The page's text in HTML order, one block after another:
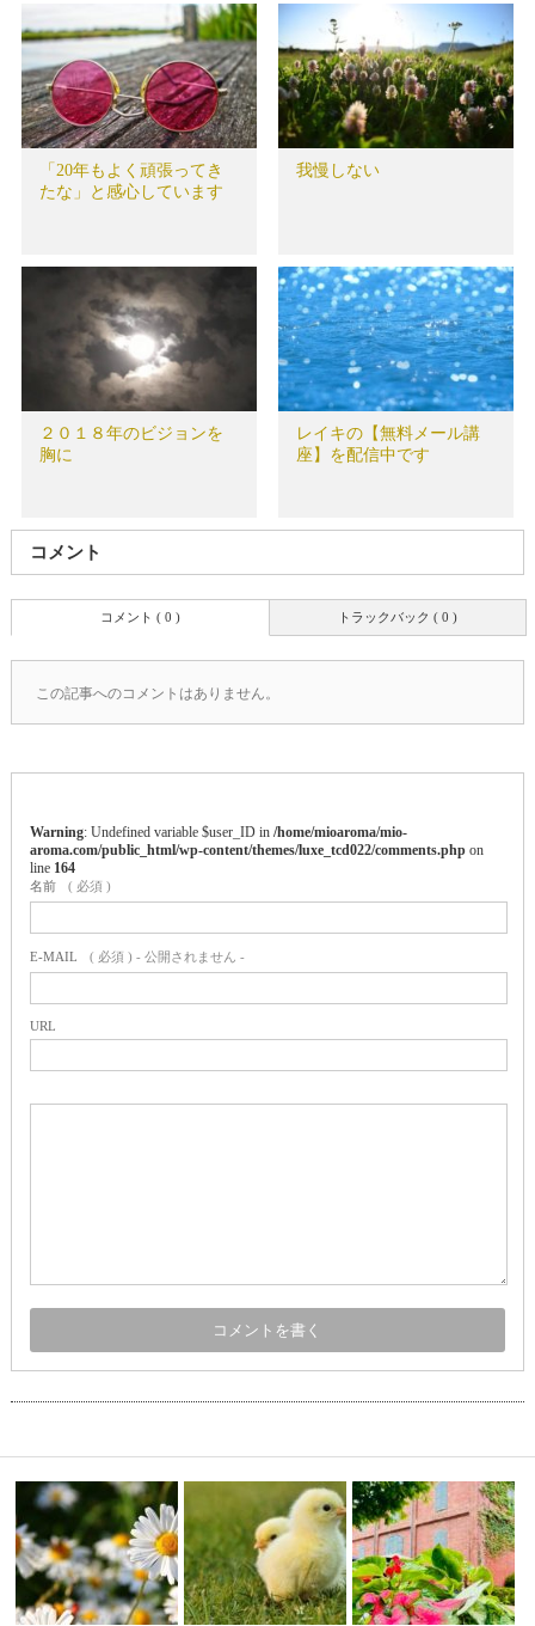
「20年もよく頑張ってき
たな」と感心しています
我慢しない
２０１８年のビジョンを
胸に
レイキの【無料メール講
座】を配信中です
コメント
トラックバック ( 0 )
コメント ( 0 )
この記事へのコメントはありません。
Warning : Undefined variable $user_ID in /home/mioaroma/mio-
aroma.com/public_html/wp-content/themes/luxe_tcd022/comments.phpon
line 164
名前 ( 必須 )
E-MAIL ( 必須 ) - 公開されません -
URL